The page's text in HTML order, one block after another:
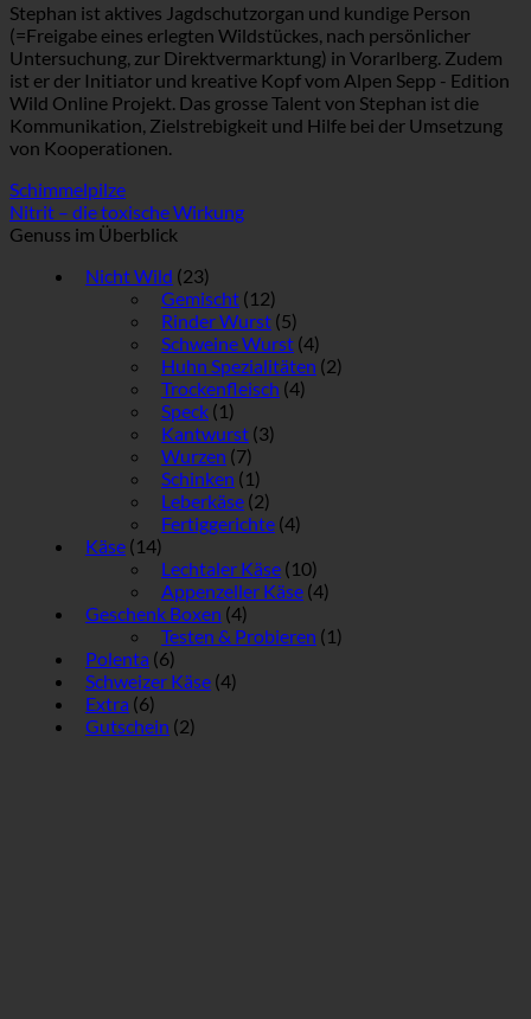
Stephan ist aktives Jagdschutzorgan und kundige Person
(=Freigabe eines erlegten Wildstückes, nach persönlicher
Untersuchung, zur Direktvermarktung) in Vorarlberg. Zudem
ist er der Initiator und kreative Kopf vom Alpen Sepp - Edition
Wild Online Projekt. Das grosse Talent von Stephan ist die
Kommunikation, Zielstrebigkeit und Hilfe bei der Umsetzung
von Kooperationen.
Schimmelpilze
Nitrit – die toxische Wirkung
Genuss im Überblick
Nicht Wild (23)
Gemischt (12)
Rinder Wurst (5)
Schweine Wurst (4)
Huhn Spezialitäten (2)
Trockenfleisch (4)
Speck (1)
Kantwurst (3)
Wurzen (7)
Schinken (1)
Leberkäse (2)
Fertiggerichte (4)
Käse (14)
Lechtaler Käse (10)
Appenzeller Käse (4)
Geschenk Boxen (4)
Testen & Probieren (1)
Polenta (6)
Schweizer Käse (4)
Extra (6)
Gutschein (2)